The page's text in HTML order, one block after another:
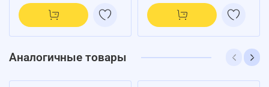
Аналогичные товары